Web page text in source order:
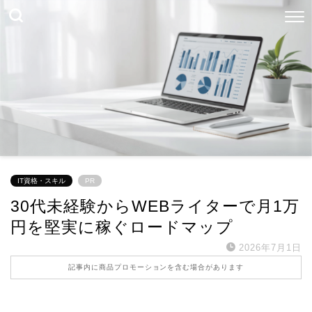
IT資格・スキル PR
30代未経験からWEBライターで月1万
円を堅実に稼ぐロードマップ
2026年7月1日
記事内に商品プロモーションを含む場合があります